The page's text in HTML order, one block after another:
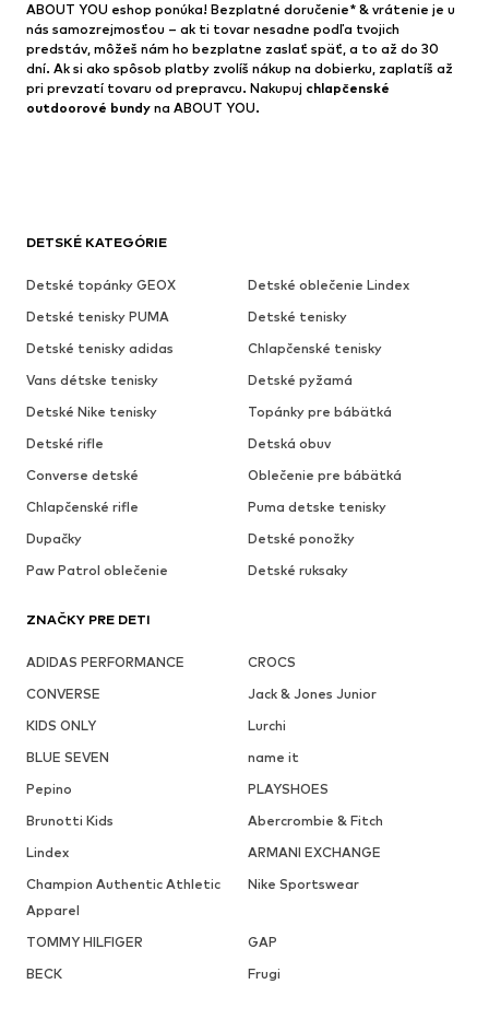
DETSKÉ KATEGÓRIE
Detské topánky GEOX
Detské oblečenie Lindex
Detské tenisky PUMA
Detské tenisky
Detské tenisky adidas
Chlapčenské tenisky
Vans détske tenisky
Detské pyžamá
Detské Nike tenisky
Topánky pre bábätká
Detské rifle
Detská obuv
Converse detské
Oblečenie pre bábätká
Chlapčenské rifle
Puma detske tenisky
Dupačky
Detské ponožky
Paw Patrol oblečenie
Detské ruksaky
ZNAČKY PRE DETI
ADIDAS PERFORMANCE
CROCS
CONVERSE
Jack & Jones Junior
KIDS ONLY
Lurchi
BLUE SEVEN
name it
Pepino
PLAYSHOES
Brunotti Kids
Abercrombie & Fitch
Lindex
ARMANI EXCHANGE
Champion Authentic Athletic
Apparel
Nike Sportswear
TOMMY HILFIGER
GAP
BECK
Frugi
ABOUT YOU eshop ponúka! Bezplatné doručenie* & vrátenie je u
nás samozrejmosťou – ak ti tovar nesadne podľa tvojich
predstáv, môžeš nám ho bezplatne zaslať späť, a to až do 30
dní. Ak si ako spôsob platby zvolíš nákup na dobierku, zaplatíš až
pri prevzatí tovaru od prepravcu. Nakupuj chlapčenské
outdoorové bundy na ABOUT YOU.